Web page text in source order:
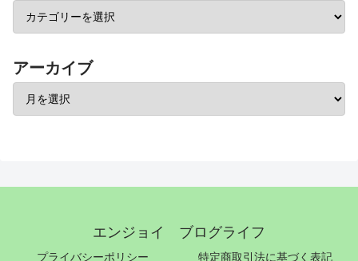
アーカイブ
エンジョイ ブログライフ
プライバシーポリシー 特定商取引法に基づく表記